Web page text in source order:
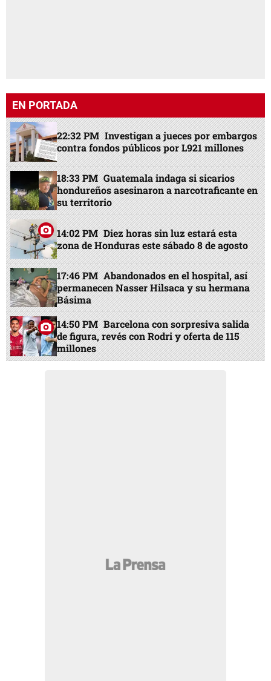
EN PORTADA
22:32 PM Investigan a jueces por embargos
contra fondos públicos por L921 millones
18:33 PM Guatemala indaga si sicarios
hondureños asesinaron a narcotraficante en
su territorio
14:02 PM Diez horas sin luz estará esta
zona de Honduras este sábado 8 de agosto
17:46 PM Abandonados en el hospital, así
permanecen Nasser Hilsaca y su hermana
Básima
14:50 PM Barcelona con sorpresiva salida
de figura, revés con Rodri y oferta de 115
millones